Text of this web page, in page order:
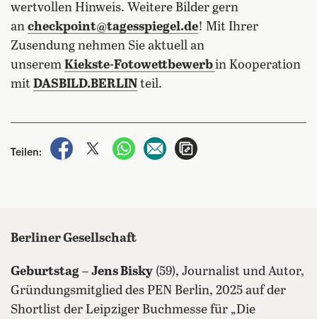
wertvollen Hinweis. Weitere Bilder gern
an checkpoint@tagesspiegel.de! Mit Ihrer
Zusendung nehmen Sie aktuell an
unserem Kiekste-Fotowettbewerbin Kooperation
mit DASBILD.BERLIN teil.
Teilen:
auf Facebook teilen
auf X teilenper WhatsApp teilen
per E-Mail teilen
Berliner Gesellschaft
Geburtstag – Jens Bisky (59), Journalist und Autor,
Gründungsmitglied des PEN Berlin, 2025 auf der
Shortlist der Leipziger Buchmesse für „Die